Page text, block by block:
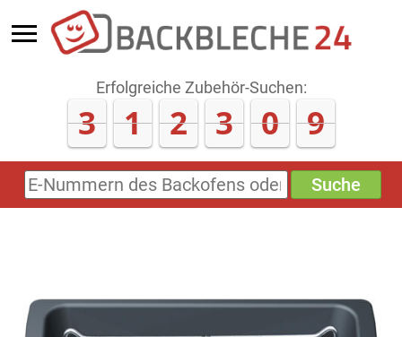
Erfolgreiche Zubehör-Suchen:
3 1 2 3 0 9
E-
Nummern
Suche